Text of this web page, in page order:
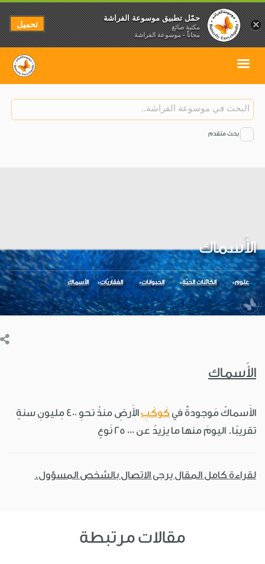
بحث متقدم
الأَسماك
علوم الكائنات الحيّة الحيوانات الفقاريّات الأسماك
الأَسماك
الأَسماكُ مَوجودةٌ في كَوكَبِ
الأَرضِ منذُ نحوِ 400 مِليونِ سنةٍ
تقريبًا. اليومَ منها ما يزيدُ عن ٠٠٠ ٢٥ نَوعٍ
لقراءة كامل المقال يرجى الاتصال بالشخص المسؤول.
مقالات مرتبطة
×
حمّل تطبيق موسوعة الفراشة
مكتبة صائغ
مجاناً - موسوعة الفراشة
تحميل